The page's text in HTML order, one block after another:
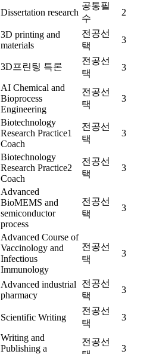
Dissertation research
공통필
수
2
3D printing and
materials
전공선
택
3
3D프린팅 특론
전공선
택
3
AI Chemical and
Bioprocess
Engineering
전공선
택
3
Biotechnology
Research Practice1
Coach
전공선
택
3
Biotechnology
Research Practice2
Coach
전공선
택
3
Advanced
BioMEMS and
semiconductor
process
전공선
택
3
Advanced Course of
Vaccinology and
Infectious
Immunology
전공선
택
3
Advanced industrial
pharmacy
전공선
택
3
Scientific Writing
전공선
택
3
Writing and
Publishing a
전공선
3